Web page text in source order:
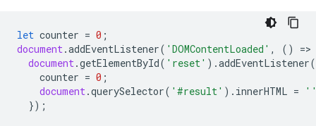
let counter = 0 ;
document.addEventListener( 'DOMContentLoaded' , () =>
document.getElementById( 'reset' ).addEventListener(
counter = 0 ;
document.querySelector( '#result' ). innerHTML =
});